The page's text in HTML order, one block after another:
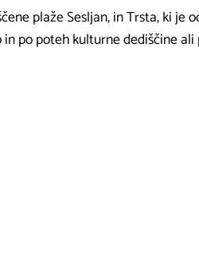
plaže Sesljan, in Trsta, ki je
po poteh kulturne dediščine ali